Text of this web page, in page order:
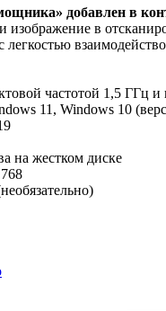
добавлен в
изображение в
легкостью
частотой 1,5 ГГц
11, Windows 10
на жестком диске